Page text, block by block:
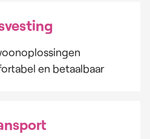
en betaalbaar